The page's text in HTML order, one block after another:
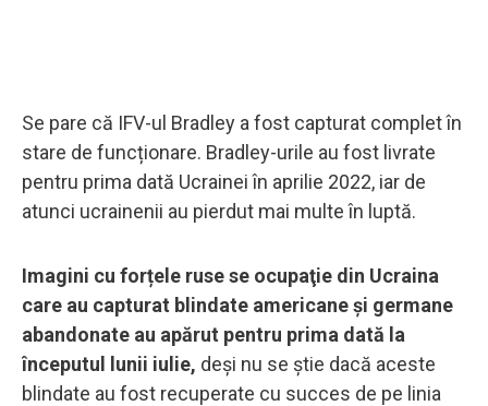
Se pare că IFV-ul Bradley a fost capturat complet în
stare de funcționare. Bradley-urile au fost livrate
pentru prima dată Ucrainei în aprilie 2022, iar de
atunci ucrainenii au pierdut mai multe în luptă.
Imagini cu forțele ruse se ocupaţie din Ucraina
care au capturat blindate americane și germane
abandonate au apărut pentru prima dată la
începutul lunii iulie, deși nu se știe dacă aceste
blindate au fost recuperate cu succes de pe linia